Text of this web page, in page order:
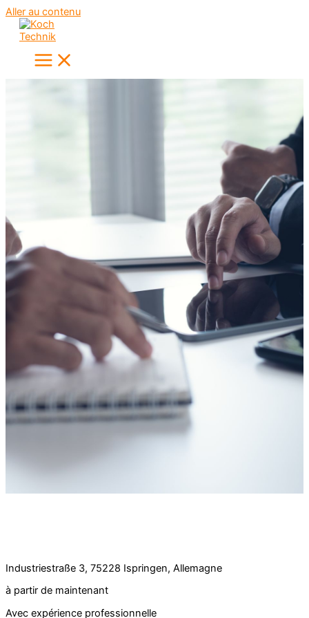
Aller au contenu
Industriestraße 3, 75228 Ispringen, Allemagne
à partir de maintenant
Avec expérience professionnelle